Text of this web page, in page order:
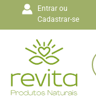
conteúdoEntrar ou
Cadastrar-se